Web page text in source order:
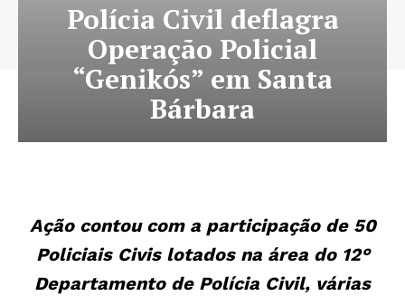
Polícia Civil deflagra
Operação Policial
“Genikós” em Santa
Bárbara
Ação contou com a participação de 50
Policiais Civis lotados na área do 12°
Departamento de Polícia Civil, várias